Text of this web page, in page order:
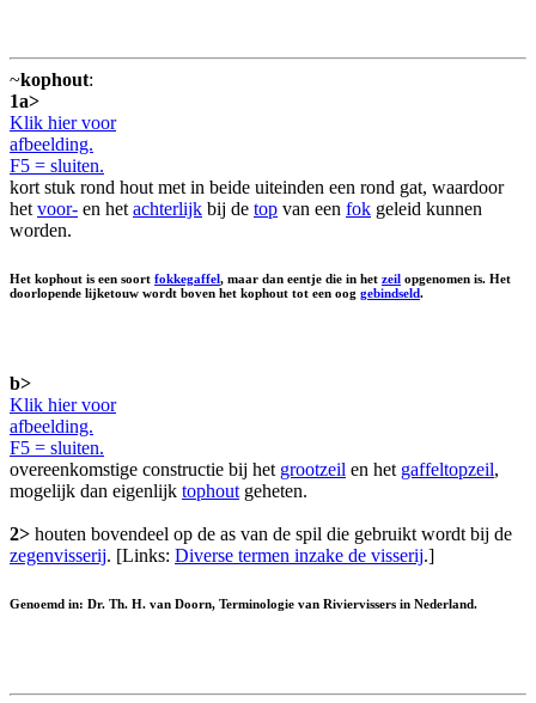
~kophout:
1a>
Klik hier voor
afbeelding.
F5 = sluiten.
kort stuk rond hout met in beide uiteinden een rond gat, waardoor
het voor- en het achterlijk bij de top van een fok geleid kunnen
worden.
Het kophout is een soort fokkegaffel, maar dan eentje die in het zeil opgenomen is. Het
doorlopende lijketouw wordt boven het kophout tot een oog gebindseld.
b>
Klik hier voor
afbeelding.
F5 = sluiten.
overeenkomstige constructie bij het grootzeil en het gaffeltopzeil,
mogelijk dan eigenlijk tophout geheten.
2> houten bovendeel op de as van de spil die gebruikt wordt bij de
zegenvisserij. [Links: Diverse termen inzake de visserij.]
Genoemd in: Dr. Th. H. van Doorn, Terminologie van Riviervissers in Nederland.